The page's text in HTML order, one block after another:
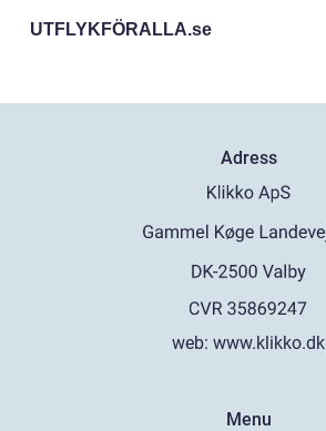
UTFLYKFÖRALLA.se
Adress
web: www.klikko.dk
Menu